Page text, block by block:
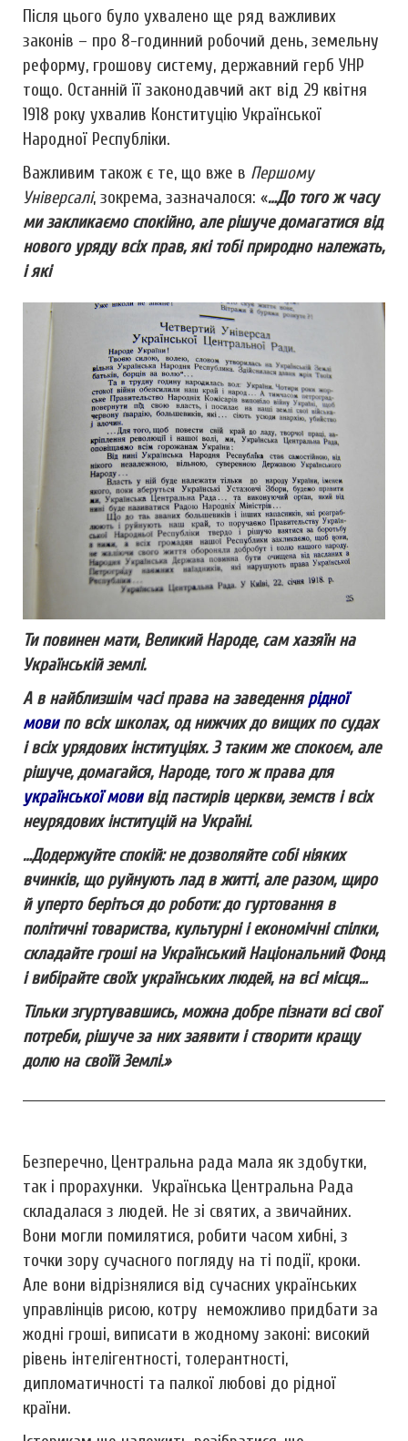
Після цього було ухвалено ще ряд важливих
законів – про 8-годинний робочий день, земельну
реформу, грошову систему, державний герб УНР
тощо. Останній її законодавчий акт від 29 квітня
1918 року ухвалив Конституцію Української
Народної Республіки.
Важливим також є те, що вже в Першому
Універсалі, зокрема, зазначалося: «…До того ж часу
ми закликаємо спокійно, але рішуче домагатися від
нового уряду всіх прав, які тобі природно належать,
і які
Ти повинен мати, Великий Народе, сам хазяїн на
Українській землі.
А в найблизшім часі права на заведеннярідної
мовипо всіх школах, од нижчих до вищих по судах
і всіх урядових інституціях. З таким же спокоєм, але
рішуче, домагайся, Народе, того ж права для
української мовивід пастирів церкви, земств і всіх
неурядових інституцій на Україні.
…Додержуйте спокій: не дозволяйте собі ніяких
вчинків, що руйнують лад в житті, але разом, щиро
й уперто беріться до роботи: до гуртовання в
політичні товариства, культурні і економічні спілки,
складайте гроші на Український Національний Фонд
і вибірайте своїх українських людей, на всі місця…
Тільки згуртувавшись, можна добре пізнати всі свої
потреби, рішуче за них заявити і створити кращу
долю на своїй Землі.»
Безперечно, Центральна рада мала як здобутки,
так і прорахунки. Українська Центральна Рада
складалася з людей. Не зі святих, а звичайних.
Вони могли помилятися, робити часом хибні, з
точки зору сучасного погляду на ті події, кроки.
Але вони відрізнялися від cучасних українських
управлінців рисою, котру неможливо придбати за
жодні гроші, виписати в жодному законі: високий
рівень інтелігентності, толерантності,
дипломатичності та палкої любові до рідної
країни.